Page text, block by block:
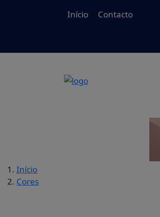
Início Contacto
Início
Cores